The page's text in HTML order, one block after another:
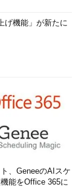
げ機能」が新たに
、GeneeのAIスケ
能をOffice 365に